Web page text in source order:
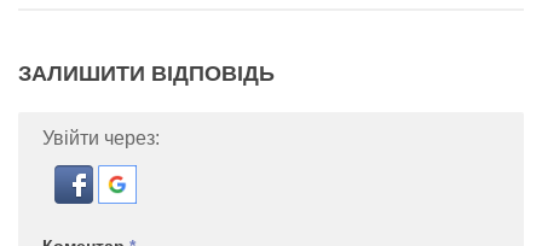
ЗАЛИШИТИ ВІДПОВІДЬ
Увійти через: